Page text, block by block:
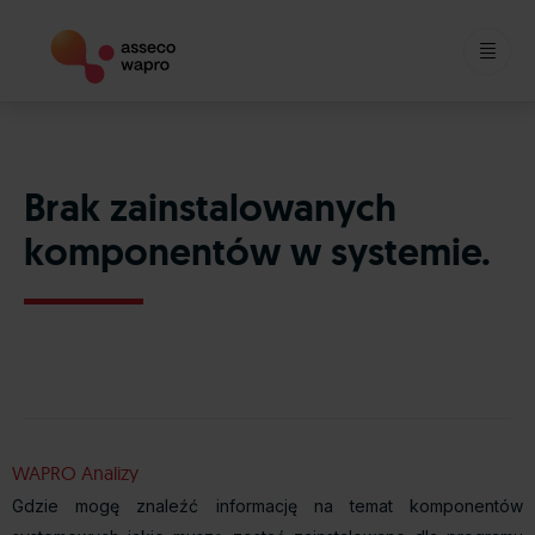
Brak zainstalowanych
komponentów w systemie.
WAPRO Analizy
Gdzie mogę znaleźć informację na temat komponentów